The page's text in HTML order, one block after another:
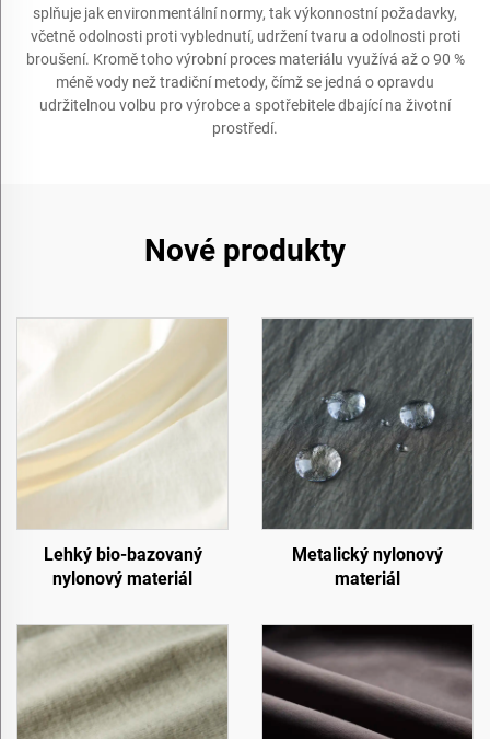
splňuje jak environmentální normy, tak výkonnostní požadavky,
včetně odolnosti proti vyblednutí, udržení tvaru a odolnosti proti
broušení. Kromě toho výrobní proces materiálu využívá až o 90 %
méně vody než tradiční metody, čímž se jedná o opravdu
udržitelnou volbu pro výrobce a spotřebitele dbající na životní
prostředí.
Nové produkty
Lehký bio-bazovaný
nylonový materiál
Metalický nylonový
materiál